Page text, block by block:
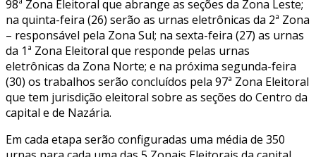
98ª Zona Eleitoral que abrange as seções da Zona Leste;
na quinta-feira (26) serão as urnas eletrônicas da 2ª Zona
– responsável pela Zona Sul; na sexta-feira (27) as urnas
da 1ª Zona Eleitoral que responde pelas urnas
eletrônicas da Zona Norte; e na próxima segunda-feira
(30) os trabalhos serão concluídos pela 97ª Zona Eleitoral
que tem jurisdição eleitoral sobre as seções do Centro da
capital e de Nazária.
Em cada etapa serão configuradas uma média de 350